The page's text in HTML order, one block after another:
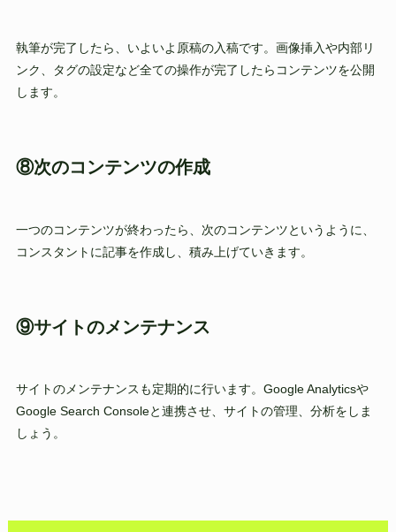
執筆が完了したら、いよいよ原稿の入稿です。画像挿入や内部リ
ンク、タグの設定など全ての操作が完了したらコンテンツを公開
します。
⑧次のコンテンツの作成
一つのコンテンツが終わったら、次のコンテンツというように、
コンスタントに記事を作成し、積み上げていきます。
⑨サイトのメンテナンス
サイトのメンテナンスも定期的に行います。Google Analyticsや
Google Search Consoleと連携させ、サイトの管理、分析をしま
しょう。